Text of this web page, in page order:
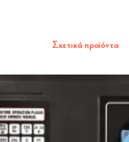
Σχετικά προϊόντα